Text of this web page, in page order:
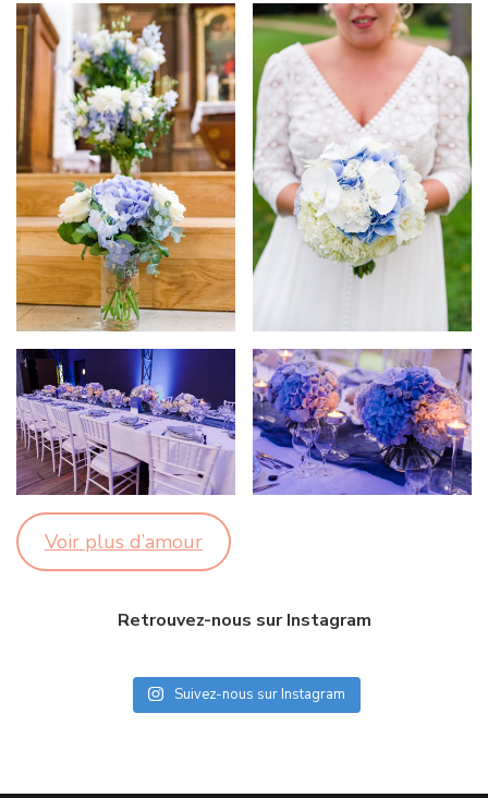
Voir plus d’amour
Retrouvez-nous sur Instagram
Suivez-nous sur Instagram